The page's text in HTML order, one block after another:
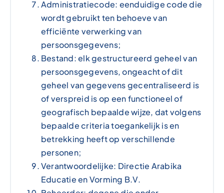
Administratiecode: eenduidige code die
wordt gebruikt ten behoeve van
efficiënte verwerking van
persoonsgegevens;
Bestand: elk gestructureerd geheel van
persoonsgegevens, ongeacht of dit
geheel van gegevens gecentraliseerd is
of verspreid is op een functioneel of
geografisch bepaalde wijze, dat volgens
bepaalde criteria toegankelijk is en
betrekking heeft op verschillende
personen;
Verantwoordelijke: Directie Arabika
Educatie en Vorming B.V.